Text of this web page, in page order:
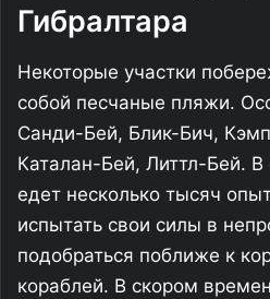
Гибралтара
Некоторые участки
собой песчаные пляжи.
Санди-Бей, Блик-Бич,
Каталан-Бей, Литтл-Бей. В
едет несколько тысяч
испытать свои силы в
подобраться поближе к
кораблей. В скором